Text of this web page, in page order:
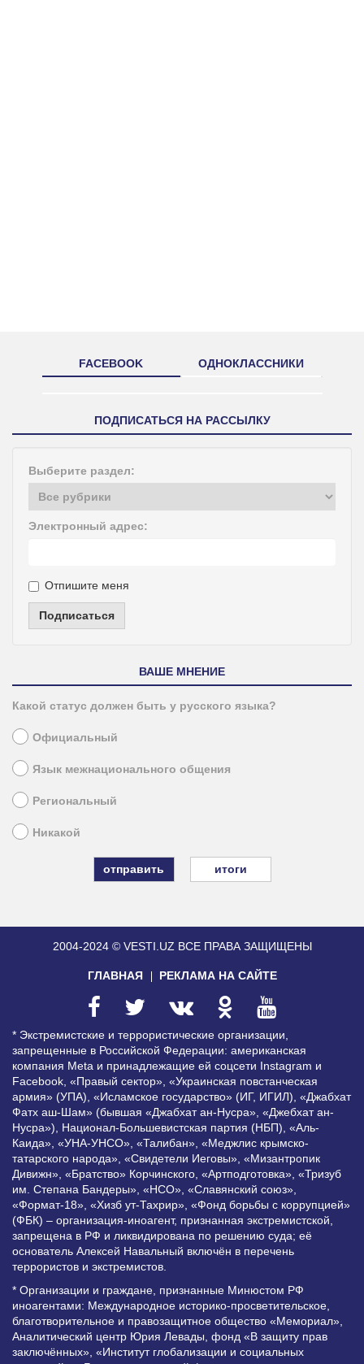
FACEBOOK ОДНОКЛАССНИКИ
ПОДПИСАТЬСЯ НА РАССЫЛКУ
Выберите раздел:
Электронный адрес:
Отпишите меня
Подписаться
ВАШЕ МНЕНИЕ
Какой статус должен быть у русского языка?
Официальный
Язык межнационального общения
Региональный
Никакой
итоги
2004-2024 © VESTI.UZ ВСЕ ПРАВА ЗАЩИЩЕНЫ
ГЛАВНАЯ РЕКЛАМА НА САЙТЕ
* Экстремистские и террористические организации,
запрещенные в Российской Федерации: американская
компания Meta и принадлежащие ей соцсети Instagram и
Facebook, «Правый сектор», «Украинская повстанческая
армия» (УПА), «Исламское государство» (ИГ, ИГИЛ), «Джабхат
Фатх аш-Шам» (бывшая «Джабхат ан-Нусра», «Джебхат ан-
Нусра»), Национал-Большевистская партия (НБП), «Аль-
Каида», «УНА-УНСО», «Талибан», «Меджлис крымско-
татарского народа», «Свидетели Иеговы», «Мизантропик
Дивижн», «Братство» Корчинского, «Артподготовка», «Тризуб
им. Степана Бандеры», «НСО», «Славянский союз»,
«Формат-18», «Хизб ут-Тахрир», «Фонд борьбы с коррупцией»
(ФБК) – организация-иноагент, признанная экстремистской,
запрещена в РФ и ликвидирована по решению суда; её
основатель Алексей Навальный включён в перечень
террористов и экстремистов.
* Организации и граждане, признанные Минюстом РФ
иноагентами: Международное историко-просветительское,
благотворительное и правозащитное общество «Мемориал»,
Аналитический центр Юрия Левады, фонд «В защиту прав
заключённых», «Институт глобализации и социальных